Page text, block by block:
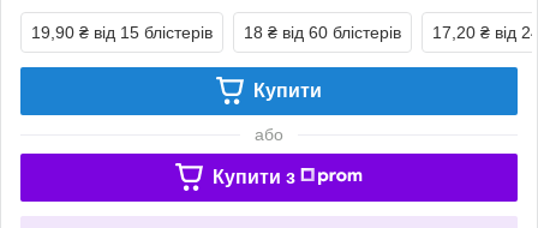
19,90 ₴ від 15 блістерів 18 ₴ від 60 блістерів 17,20 ₴ від
Купити
або
Купити з